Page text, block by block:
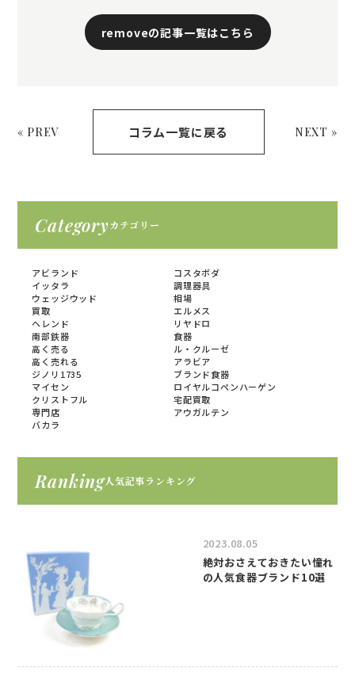
removeの記事一覧はこちら
« PREV コラム一覧に戻る NEXT »
Categoryカテゴリー
アビランド
コスタボダ
イッタラ
調理器具
ウェッジウッド
相場
買取
エルメス
ヘレンド
リヤドロ
南部鉄器
食器
高く売る
ル・クルーゼ
高く売れる
アラビア
ジノリ1735
ブランド食器
マイセン
ロイヤルコペンハーゲン
クリストフル
宅配買取
専門店
アウガルテン
バカラ
Ranking人気記事ランキング
2023.08.05
絶対おさえておきたい憧れ
の人気食器ブランド10選